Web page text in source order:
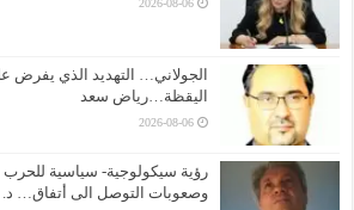
2026-08-06
الجولاني… التهديد الذي يفرض
اليقظة…رياض سعد
2026-08-06
رؤية سيكولوجية- سياسية للحرب
وصعوبات التوصل الى أتفاق… د.